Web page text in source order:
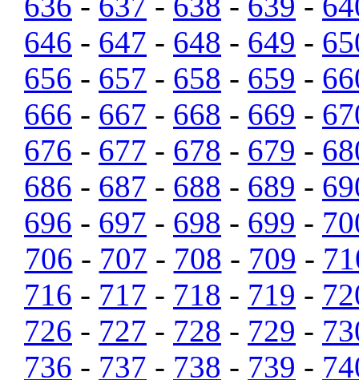
646 - 647 - 648 - 649 -
656 - 657 - 658 - 659 -
666 - 667 - 668 - 669 -
676 - 677 - 678 - 679 -
686 - 687 - 688 - 689 -
696 - 697 - 698 - 699 -
706 - 707 - 708 - 709 -
716 - 717 - 718 - 719 -
726 - 727 - 728 - 729 -
736 - 737 - 738 - 739 -